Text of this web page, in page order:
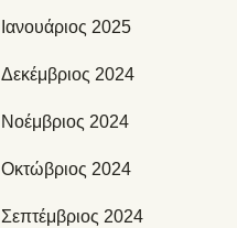
Ιανουάριος 2025
Δεκέμβριος 2024
Νοέμβριος 2024
Οκτώβριος 2024
Σεπτέμβριος 2024